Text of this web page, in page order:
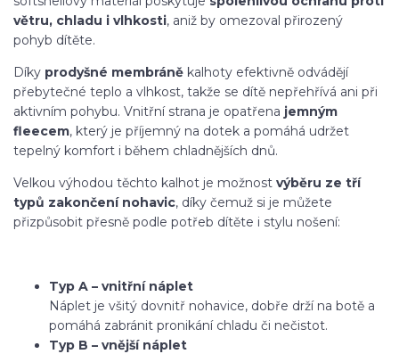
větru, chladu i vlhkosti, aniž by omezoval přirozený
pohyb dítěte.
Díky prodyšné membráně kalhoty efektivně odvádějí
přebytečné teplo a vlhkost, takže se dítě nepřehřívá ani při
aktivním pohybu. Vnitřní strana je opatřena jemným
fleecem, který je příjemný na dotek a pomáhá udržet
tepelný komfort i během chladnějších dnů.
Velkou výhodou těchto kalhot je možnost výběru ze tří
typů zakončení nohavic, díky čemuž si je můžete
přizpůsobit přesně podle potřeb dítěte i stylu nošení:
Typ A – vnitřní náplet
Náplet je všitý dovnitř nohavice, dobře drží na botě a
pomáhá zabránit pronikání chladu či nečistot.
Typ B – vnější náplet